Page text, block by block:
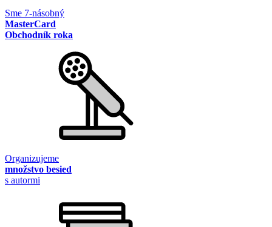
Sme 7-násobný
MasterCard
Obchodník roka
Organizujeme
množstvo besied
s autormi